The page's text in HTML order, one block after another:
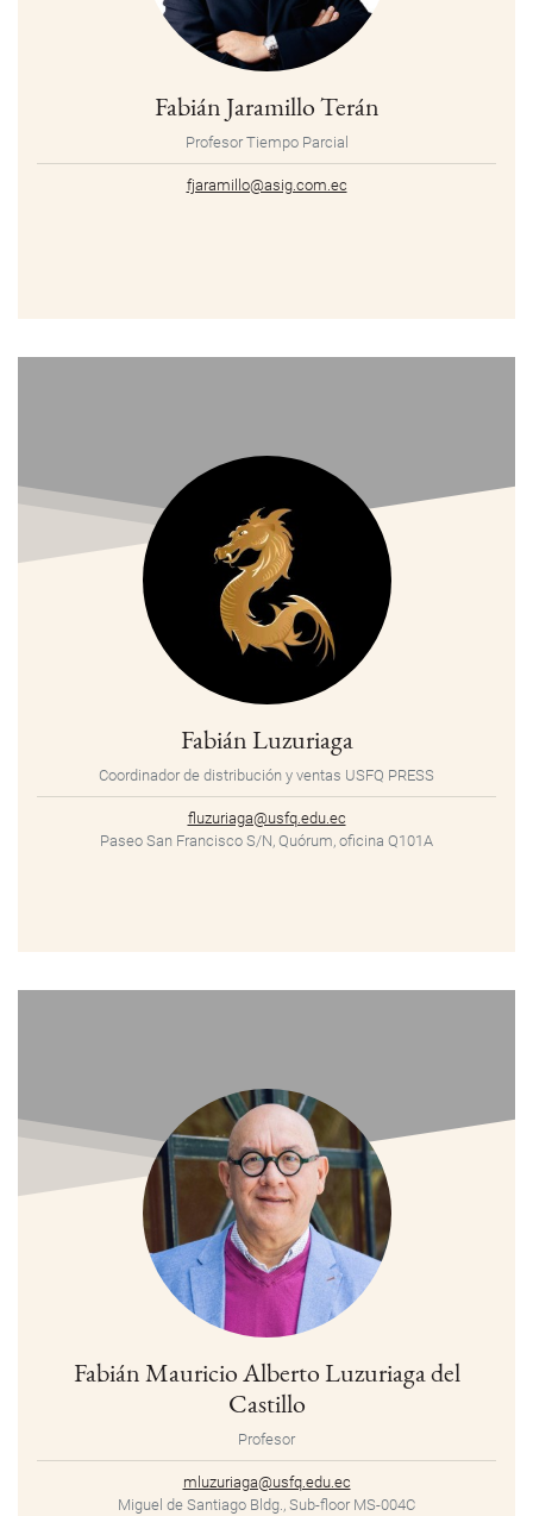
Fabián Jaramillo Terán
Profesor Tiempo Parcial
fjaramillo@asig.com.ec
Fabián Luzuriaga
Coordinador de distribución y ventas USFQ PRESS
fluzuriaga@usfq.edu.ec
Paseo San Francisco S/N, Quórum, oficina Q101A
Fabián Mauricio Alberto Luzuriaga del
Castillo
Profesor
mluzuriaga@usfq.edu.ec
Miguel de Santiago Bldg., Sub-floor MS-004C